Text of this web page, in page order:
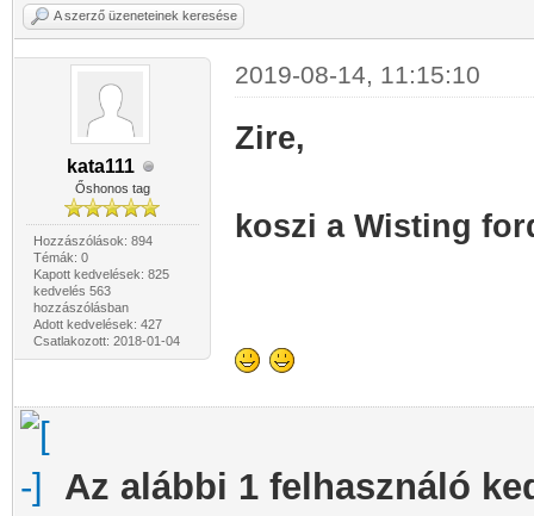
A szerző üzeneteinek keresése
kata111
Őshonos tag
Hozzászólások: 894
Témák: 0
Kapott kedvelések: 825
kedvelés 563
hozzászólásban
Adott kedvelések: 427
Csatlakozott: 2018-01-04
2019-08-14, 11:15:10
Zire,
koszi aWisting
Az alábbi 1 felhasználó